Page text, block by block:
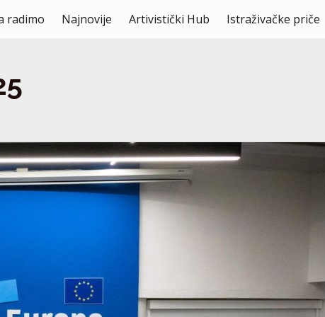
radimo Najnovije Artivistički Hub Istraživačke priče